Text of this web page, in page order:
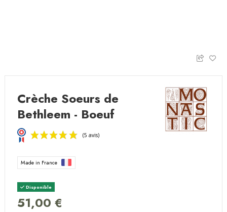
Crèche Soeurs de
Bethleem - Boeuf
Made in France
Disponible
51,00 €